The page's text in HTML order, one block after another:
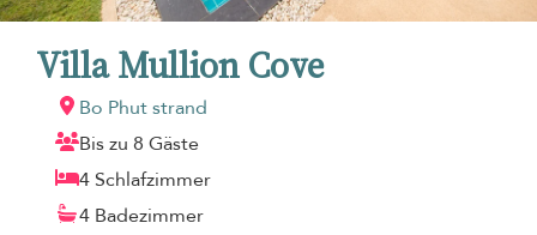
Villa Mullion Cove
Bo Phut strand
Bis zu 8 Gäste
4 Schlafzimmer
4 Badezimmer